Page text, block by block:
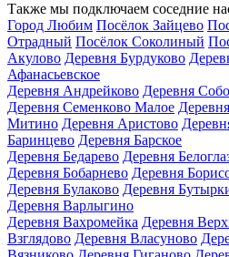
Также мы подключаем соседние
Город Любим Посёлок Зайцево
Отрадный Посёлок Соколиный
Акулово Деревня Бурдуково
Афанасьевское
Деревня Андрейково Деревня
Деревня Семенково Малое
Митино Деревня Аристово
Баринцево Деревня Барское
Деревня Бедарево Деревня
Деревня Бобарнево Деревня
Деревня Булаково Деревня
Деревня Варлыгино
Деревня Вахромейка Деревня
Взглядово Деревня Власуново